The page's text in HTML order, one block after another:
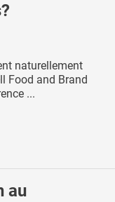
naturellement
Food and Brand
...
au